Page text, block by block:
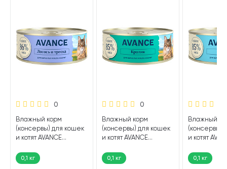
0
Влажный корм
(консервы) для кошек
и котят AVANCE
треска (100 гр)
0,1 кг
0
Влажный корм
(консервы) для кошек
и котят AVANCE
гр)0,1 кг
Влажный
(консервы)
и котят
гр)0,1 кг